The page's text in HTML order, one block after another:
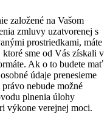
založené na Vašom
zmluvy uzatvorenej s
prostriedkami, máte
ktoré sme od Vás získali v
Ak o to budete mať
údaje prenesieme
nebude možné
plnenia úlohy
výkone verejnej moci.